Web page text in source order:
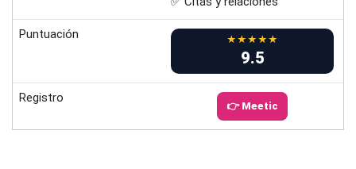
Puntuación ★★★★★
9.5
Registro
👉 Meetic